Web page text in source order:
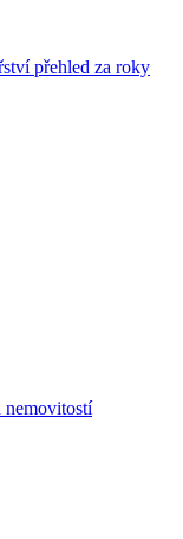
přehled za roky
nemovitostí